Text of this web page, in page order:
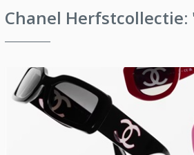
Chanel Herfstcollectie: